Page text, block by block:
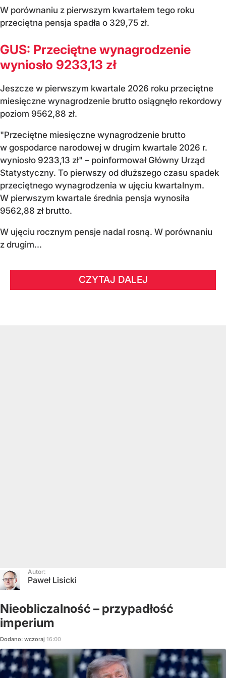
W porównaniu z pierwszym kwartałem tego roku
przeciętna pensja spadła o 329,75 zł.
GUS: Przeciętne wynagrodzenie
wyniosło 9233,13 zł
Jeszcze w pierwszym kwartale 2026 roku przeciętne
miesięczne wynagrodzenie brutto osiągnęło rekordowy
poziom 9562,88 zł.
"Przeciętne miesięczne wynagrodzenie brutto
w gospodarce narodowej w drugim kwartale 2026 r.
wyniosło 9233,13 zł" – poinformował Główny Urząd
Statystyczny. To pierwszy od dłuższego czasu spadek
przeciętnego wynagrodzenia w ujęciu kwartalnym.
W pierwszym kwartale średnia pensja wynosiła
9562,88 zł brutto.
W ujęciu rocznym pensje nadal rosną. W porównaniu
z drugim...
CZYTAJ DALEJ
Autor:
Paweł Lisicki
Nieobliczalność – przypadłość
imperium
Dodano: wczoraj 16:00